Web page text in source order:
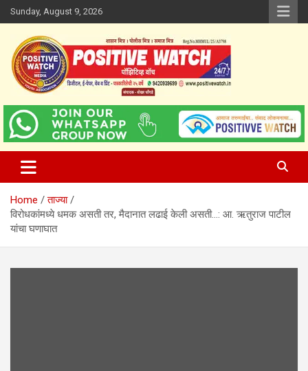
Skip
to
content
Sunday, August 9, 2026
Positive Watch
www.positivewatch.in
Home
ताज्या
विरोधकांमध्ये धमक असती तर, मैदानात लढाई केली असती…: आ. ऋतुराज पाटील
यांचा घणाघात